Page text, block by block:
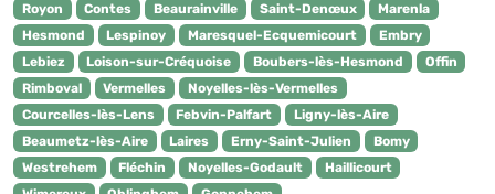
Royon Contes Beaurainville Saint-Denœux
Marenla
Hesmond
Lespinoy Maresquel-Ecquemicourt
Embry
Lebiez
Loison-sur-Créquoise Boubers-lès-Hesmond
Offin
Rimboval
Vermelles
Noyelles-lès-Vermelles
Courcelles-lès-Lens
Febvin-Palfart
Ligny-lès-Aire
Beaumetz-lès-Aire
Laires Erny-Saint-Julien
Bomy
Westrehem
Fléchin Noyelles-Godault
Haillicourt